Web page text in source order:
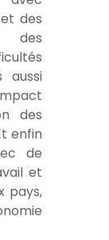
des
des
aussi
des
enfin
de
et
pays,